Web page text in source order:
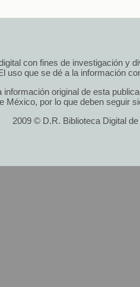
con fines de investigación y
uso que se dé a la información
información original de esta
México, por lo que deben seguir
2009 © D.R. Biblioteca Digital